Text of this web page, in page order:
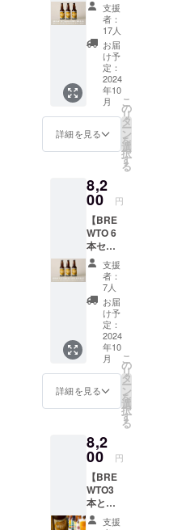
で、あなた
の日常に彩
りを加えた
いと考えて
ローア
ルコー
ルクラ
フト
ビー
ル
BREWT
tropical
XPAの3
本セッ
トに オ
ルス
テッ
カーと
開発中
のモル
トグラ
ノーラ
エス
ニック
味を一
口おつ
けして
お届け
しま
す。 ----
--- ◇
ローア
ビー
ル
BREWT
O
tropical
XPA ・
品目 :
支援
者：
17人
お届
け予
定：
2024
年10
月
詳細を見る
こ
の
リ
タ
ー
ン
を
選
択
す
る
8,2
00 円
【BRE
WTO 6
本セッ
ト】
ローア
ルコー
ルクラ
フト
ビー
ル
BREWT
tropical
XPAの6
本セッ
トに オ
ルス
テッ
カーと
開発中
のモル
トグラ
ノーラ
支援
者：
7人
お届
け予
定：
2024
年10
月
詳細を見る
こ
の
リ
タ
ー
ン
を
選
択
す
る
8,2
00 円
【BRE
WTO3
本と山
口地支援